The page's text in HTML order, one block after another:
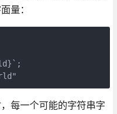
量：
每一个可能的字符串字